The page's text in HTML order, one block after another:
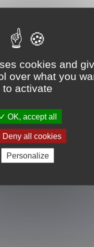
cookies and
over what you
to activate
OK, accept all
Deny all cookies
Personalize